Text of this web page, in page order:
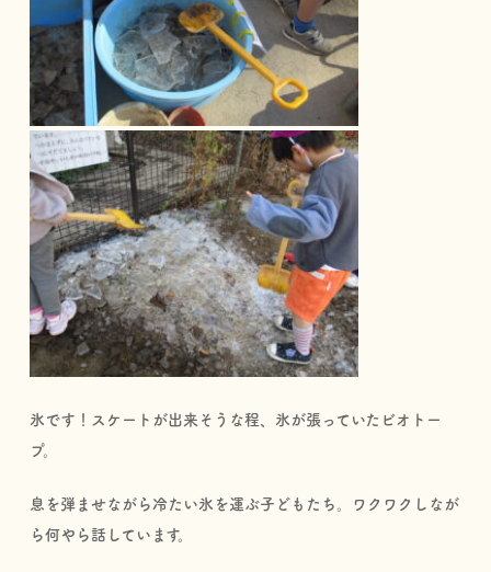
氷です！スケートが出来そうな程、氷が張っていたビオトー
プ。
息を弾ませながら冷たい氷を運ぶ子どもたち。ワクワクしなが
ら何やら話しています。